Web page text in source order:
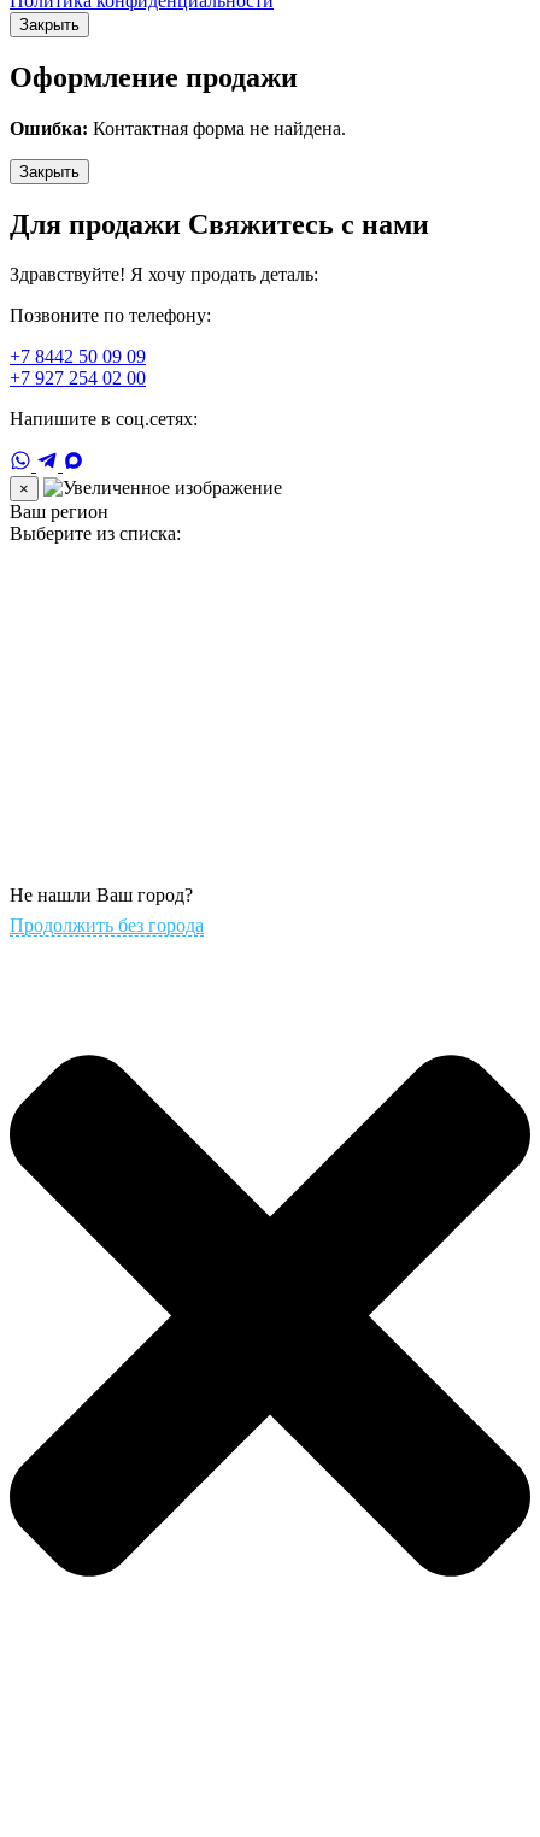
Закрыть
Оформление продажи
Ошибка: Контактная форма не найдена.
Закрыть
Для продажи Свяжитесь с нами
Здравствуйте! Я хочу продать деталь:
Позвоните по телефону:
+7 8442 50 09 09
+7 927 254 02 00
Напишите в соц.сетях:
×
Ваш регион
Выберите из списка:
Не нашли Ваш город?
Продолжить без города